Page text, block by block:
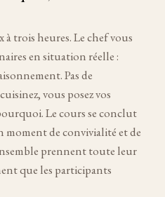
trois heures. Le chef vous
en situation réelle :
Pas de
vous posez vos
Le cours se conclut
moment de convivialité et de
prennent toute leur
que les participants